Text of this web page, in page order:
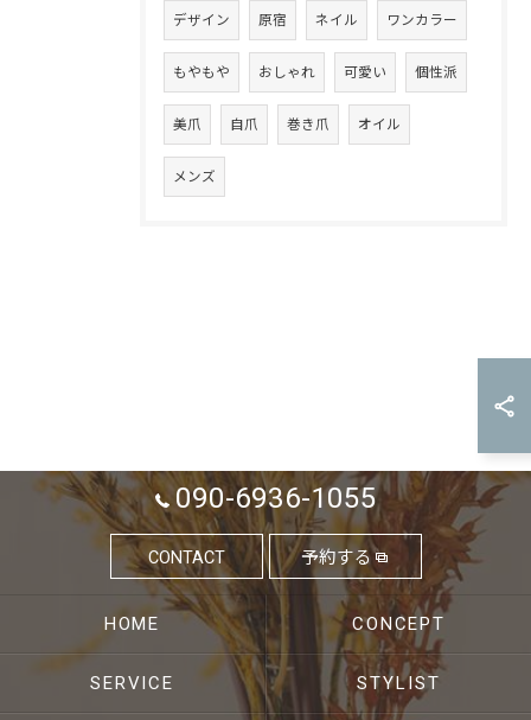
デザイン 原宿 ネイル ワンカラー
もやもや おしゃれ 可愛い 個性派
美爪 自爪 巻き爪 オイル
メンズ
090-6936-1055
CONTACT 予約する
HOME CONCEPT
SERVICE STYLIST